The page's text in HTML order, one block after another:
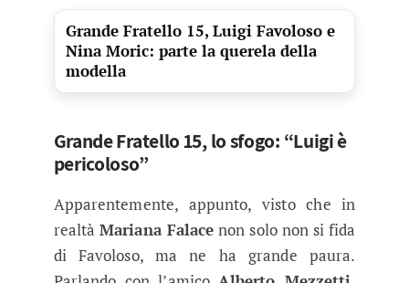
Grande Fratello 15, Luigi Favoloso e
Nina Moric: parte la querela della
modella
Grande Fratello 15, lo sfogo: “Luigi è
pericoloso”
Apparentemente, appunto, visto che in
realtàMariana Falace non solo non si fida
di Favoloso, ma ne ha grande paura.